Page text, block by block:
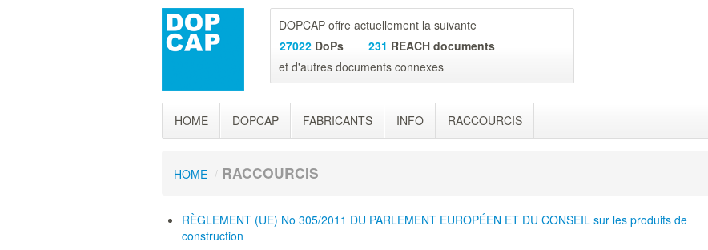
DOPCAP offre actuellement la suivante
27022 DoPs 231 REACH documents
et d'autres documents connexes
HOME DOPCAP FABRICANTS INFO RACCOURCIS
HOME / RACCOURCIS
RÈGLEMENT (UE) No 305/2011 DU PARLEMENT EUROPÉEN ET DU CONSEIL sur les produits de
construction